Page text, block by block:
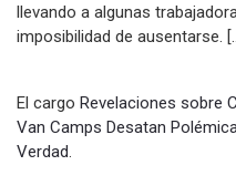
llevando a algunas
imposibilidad de ausentarse.
El cargo Revelaciones sobre
Van Camps Desatan
Verdad.